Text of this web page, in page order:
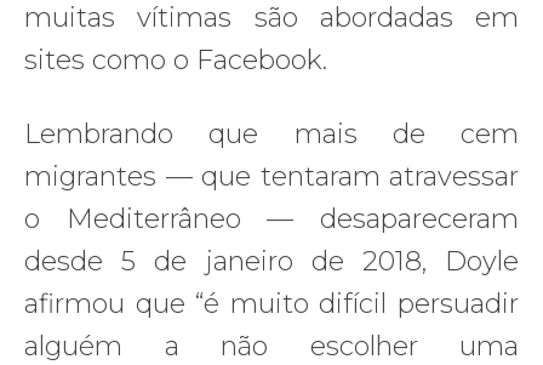
muitas vítimas são abordadas em
sites como o Facebook.
Lembrando que mais de cem
migrantes — que tentaram atravessar
o Mediterrâneo — desapareceram
desde 5 de janeiro de 2018, Doyle
afirmou que “é muito difícil persuadir
alguém a não escolher uma